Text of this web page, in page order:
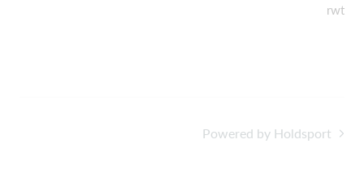
rwt
Powered by Holdsport